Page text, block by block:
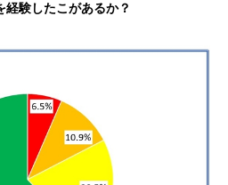
験したこがあるか？